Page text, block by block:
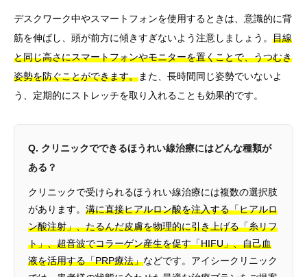
デスクワーク中やスマートフォンを使用するときは、意識的に背
筋を伸ばし、頭が前方に傾きすぎないよう注意しましょう。 目線
と同じ高さにスマートフォンやモニターを置くことで、うつむき
姿勢を防ぐことができます。また、長時間同じ姿勢でいないよ
う、定期的にストレッチを取り入れることも効果的です。
Q. クリニックでできるほうれい線治療にはどんな種類が
ある？
クリニックで受けられるほうれい線治療には複数の選択肢
があります。 溝に直接ヒアルロン酸を注入する「ヒアルロ
ン酸注射」、たるんだ皮膚を物理的に引き上げる「糸リフ
ト」、超音波でコラーゲン産生を促す「HIFU」、自己血
液を活用する「PRP療法」などです。アイシークリニック